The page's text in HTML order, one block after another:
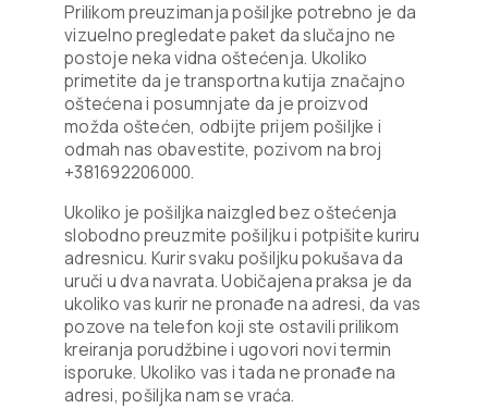
Prilikom preuzimanja pošiljke potrebno je da
vizuelno pregledate paket da slučajno ne
postoje neka vidna oštećenja. Ukoliko
primetite da je transportna kutija značajno
oštećena i posumnjate da je proizvod
možda oštećen, odbijte prijem pošiljke i
odmah nas obavestite, pozivom na broj
+381692206000.
Ukoliko je pošiljka naizgled bez oštećenja
slobodno preuzmite pošiljku i potpišite kuriru
adresnicu. Kurir svaku pošiljku pokušava da
uruči u dva navrata. Uobičajena praksa je da
ukoliko vas kurir ne pronađe na adresi, da vas
pozove na telefon koji ste ostavili prilikom
kreiranja porudžbine i ugovori novi termin
isporuke. Ukoliko vas i tada ne pronađe na
adresi, pošiljka nam se vraća.